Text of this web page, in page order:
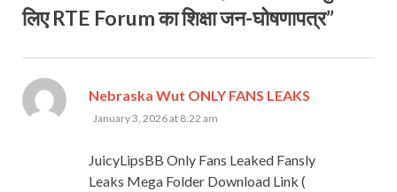
लिए RTE Forum का शिक्षा जन-घोषणापत्र”
Nebraska Wut ONLY FANS LEAKS
January 3, 2026 at 8:22 am
JuicyLipsBB Only Fans Leaked Fansly
Leaks Mega Folder Download Link (